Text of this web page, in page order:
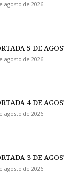
agosto de 2026
5 DE
agosto de 2026
4 DE
agosto de 2026
3 DE
agosto de 2026